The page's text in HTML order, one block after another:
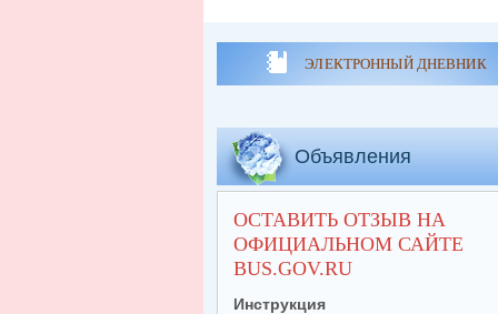
ЭЛЕКТРОННЫЙ ДНЕВНИК
Объявления
ОСТАВИТЬ ОТЗЫВ НА
ОФИЦИАЛЬНОМ САЙТЕ
BUS.GOV.RU
Инструкция